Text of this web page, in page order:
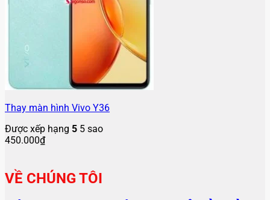
Thay màn hình Vivo Y36
Được xếp hạng 5 5 sao
450.000₫
VỀ CHÚNG TÔI